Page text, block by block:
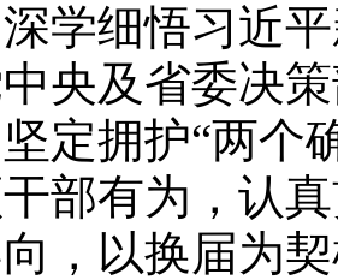
学细悟习近
央及省委决
定拥护“两个
部有为，认
，以换届为